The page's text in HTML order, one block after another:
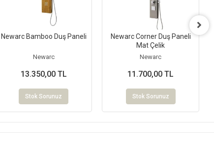
Newarc Bamboo Duş Paneli
Newarc
13.350,00 TL
Stok Sorunuz
Newarc Corner Duş Paneli
Mat Çelik
Newarc
11.700,00 TL
Stok Sorunuz